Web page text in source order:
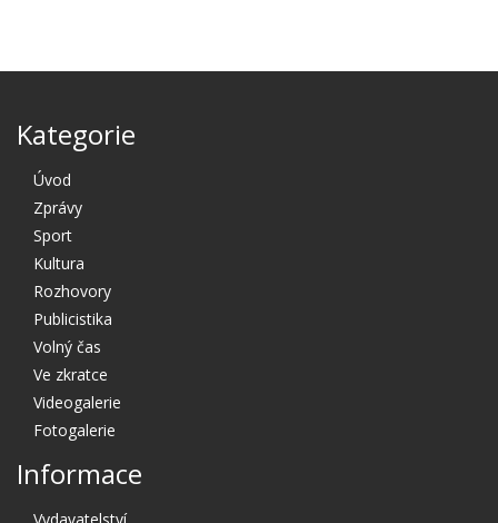
Kategorie
Úvod
Zprávy
Sport
Kultura
Rozhovory
Publicistika
Volný čas
Ve zkratce
Videogalerie
Fotogalerie
Informace